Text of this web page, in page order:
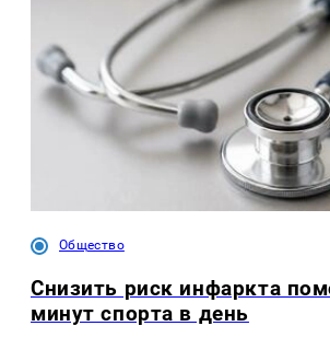
Общество
Снизить риск инфаркта
минут спорта в день